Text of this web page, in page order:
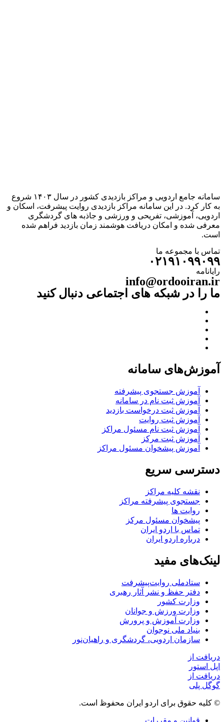
سامانه جامع اردویی و مراکز بازدیدی کشور در سال ۱۴۰۳ شروع
به کار کرد. در این سامانه مراکز بازدیدی روایت پیشرفت، اسکان و
اردویی، آموزشی، تفریحی و ورزشی و جاذبه های گردشگری
معرفی شده و امکان دریافت هوشمند زمان بازدید فراهم شده
است.
تماس با مجموعه ما
۰۲۱۹۱۰۹۹۰۹۹
رایانامه
info@ordooiran.ir
ما را در شبکه های اجتماعی دنبال کنید
آموزش‌های سامانه
آموزش جستجوی پیشرفته
آموزش ثبت نام در سامانه
آموزش ثبت درخواست بازدید
آموزش ثبت روایت
آموزش ثبت نام مسئول مراکز
آموزش ثبت مرکز
آموزش پیشخوان مسئول مراکز
دسترسی سریع
نقشه کلیه مراکز
جستجوی پیشرفته مراکز
روایت ها
پیشخوان مسئول مرکز
تماس با اردو ایران
درباره اردو ایران
لینک‌های مفید
ستاد‌ملی روایت‌پیشرفت
دفتر حفظ و نشر آثار رهبری
وزارت کشور
وزارت ورزش و جوانان
وزارت آموزش و پرورش
بنیاد ملی نوجوان
سازمان اردویی، گردشگری و راهیان‌نور
دریافت از
اپل استور
دریافت از
گوگل پلی
© کلیه حقوق برای اردو ایران محفوظ است.
قوانین و مقررات